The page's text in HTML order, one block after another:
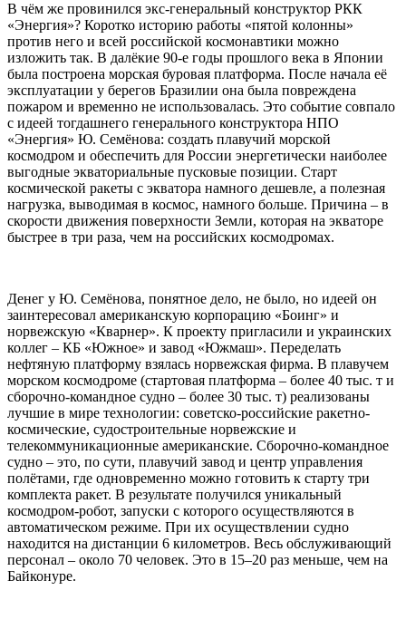
В чём же провинился экс-генеральный конструктор РКК
«Энергия»? Коротко историю работы «пятой колонны»
против него и всей российской космонавтики можно
изложить так. В далёкие 90-е годы прошлого века в Японии
была построена морская буровая платформа. После начала её
эксплуатации у берегов Бразилии она была повреждена
пожаром и временно не использовалась. Это событие совпало
с идеей тогдашнего генерального конструктора НПО
«Энергия» Ю. Семёнова: создать плавучий морской
космодром и обеспечить для России энергетически наиболее
выгодные экваториальные пусковые позиции. Старт
космической ракеты с экватора намного дешевле, а полезная
нагрузка, выводимая в космос, намного больше. Причина – в
скорости движения поверхности Земли, которая на экваторе
быстрее в три раза, чем на российских космодромах.
Денег у Ю. Семёнова, понятное дело, не было, но идеей он
заинтересовал американскую корпорацию «Боинг» и
норвежскую «Кварнер». К проекту пригласили и украинских
коллег – КБ «Южное» и завод «Южмаш». Переделать
нефтяную платформу взялась норвежская фирма. В плавучем
морском космодроме (стартовая платформа – более 40 тыс. т и
сборочно-командное судно – более 30 тыс. т) реализованы
лучшие в мире технологии: советско-российские ракетно-
космические, судостроительные норвежские и
телекоммуникационные американские. Сборочно-командное
судно – это, по сути, плавучий завод и центр управления
полётами, где одновременно можно готовить к старту три
комплекта ракет. В результате получился уникальный
космодром-робот, запуски с которого осуществляются в
автоматическом режиме. При их осуществлении судно
находится на дистанции 6 километров. Весь обслуживающий
персонал – около 70 человек. Это в 15–20 раз меньше, чем на
Байконуре.